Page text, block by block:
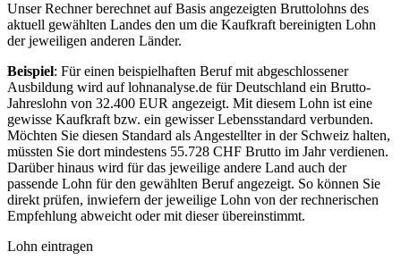
Unser Rechner berechnet auf Basis angezeigten Bruttolohns des
aktuell gewählten Landes den um die Kaufkraft bereinigten Lohn
der jeweiligen anderen Länder.
Beispiel: Für einen beispielhaften Beruf mit abgeschlossener
Ausbildung wird auf lohnanalyse.de für Deutschland ein Brutto-
Jahreslohn von 32.400 EUR angezeigt. Mit diesem Lohn ist eine
gewisse Kaufkraft bzw. ein gewisser Lebensstandard verbunden.
Möchten Sie diesen Standard als Angestellter in der Schweiz halten,
müssten Sie dort mindestens 55.728 CHF Brutto im Jahr verdienen.
Darüber hinaus wird für das jeweilige andere Land auch der
passende Lohn für den gewählten Beruf angezeigt. So können Sie
direkt prüfen, inwiefern der jeweilige Lohn von der rechnerischen
Empfehlung abweicht oder mit dieser übereinstimmt.
Lohn eintragen